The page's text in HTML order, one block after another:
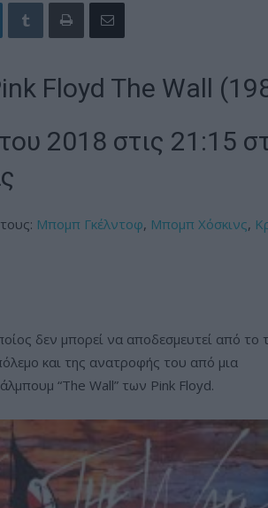
Floyd The Wall
2018 στις 21:15
Μπομπ Γκέλντοφ, Μπομπ Χόσκινς,
δεν μπορεί να αποδεσμευτεί από το
και της ανατροφής του από μια
“The Wall” των Pink Floyd.